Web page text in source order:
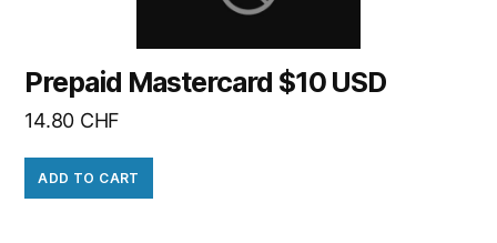
Prepaid Mastercard $10 USD
14.80 CHF
ADD TO CART